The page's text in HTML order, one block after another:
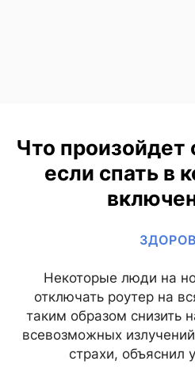
Что произойдет
если спать в
Некоторые люди на
отключать роутер на
таким образом снизить
всевозможных
страхи, объяснил